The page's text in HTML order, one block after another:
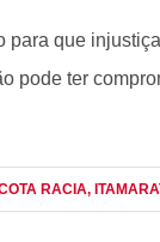
para que
pode ter
RACIA,